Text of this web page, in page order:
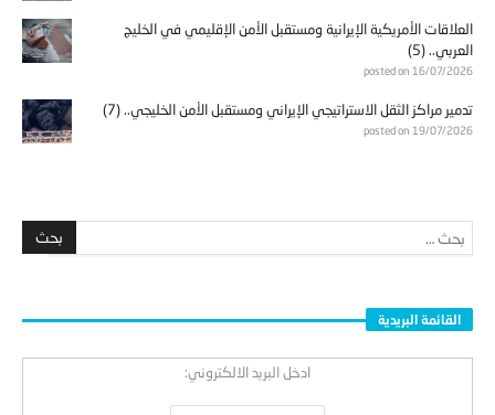
العلاقات الأمريكية الإيرانية ومستقبل الأمن الإقليمي في الخليج
العربي.. (5)
posted on 16/07/2026
تدمير مراكز الثقل الاستراتيجي الإيراني ومستقبل الأمن الخليجي.. (7)
posted on 19/07/2026
القائمة البريدية
ادخل البريد الالكتروني: